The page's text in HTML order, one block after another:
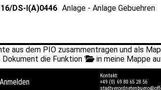
DS-I(A)0446 Anlage - Anlage Gebuehren
aus dem PIO zusammentragen und als
Dokument die Funktion '
in meine Mappe
Anmelden
Kontakt:
+49 (0) 69 80 65 28 56